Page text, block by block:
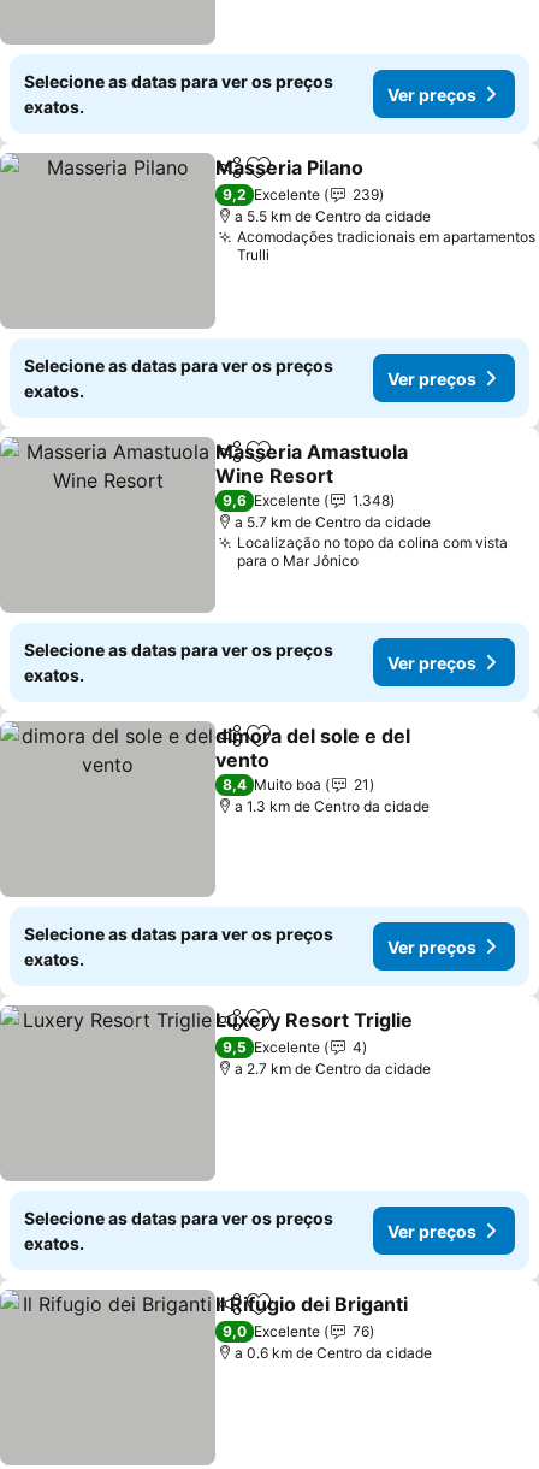
Selecione as datas para ver os preços
exatos.
Ver preços
PartilharAdicionar aos favoritos
Masseria Pilano
9,2 Excelente
239
a 5.5 km de Centro da cidade
Acomodações tradicionais em apartamentos
Trulli
Selecione as datas para ver os preços
exatos.
Ver preços
PartilharAdicionar aos favoritos
Masseria Amastuola
Wine Resort
Ver preços
9,6 Excelente
1.348
a 5.7 km de Centro da cidade
Localização no topo da colina com vista
para o Mar Jônico
Selecione as datas para ver os preços
exatos.
Ver preços
PartilharAdicionar aos favoritos
dimora del sole e del
vento
Ver preços
8,4 Muito boa
21
a 1.3 km de Centro da cidade
Selecione as datas para ver os preços
exatos.
Ver preços
PartilharAdicionar aos favoritos
Luxery Resort Triglie
9,5 Excelente
4
a 2.7 km de Centro da cidade
Selecione as datas para ver os preços
exatos.
Ver preços
PartilharAdicionar aos favoritos
Il Rifugio dei Briganti
9,0 Excelente
76
a 0.6 km de Centro da cidade